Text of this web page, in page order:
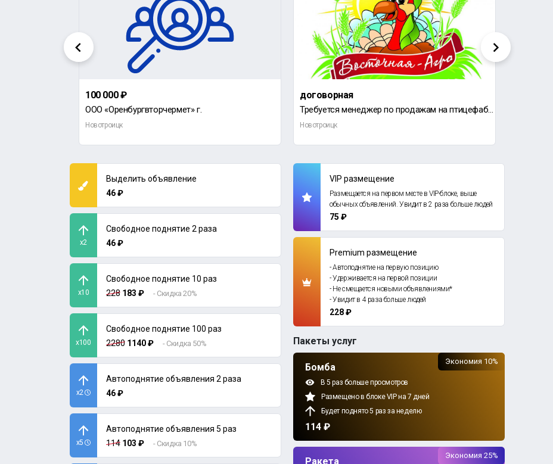
100 000 ₽
ООО «Оренбургвторчермет» г.
Новотроицк
договорная
Требуется менеджер по продажам на птицефабрику ООО "Восточная-Агро".
Новотроицк
Выделить объявление
46 ₽
x2
Свободное поднятие 2 раза
46 ₽
x10
Свободное поднятие 10 раз
228 183 ₽ - Скидка 20%
x100
Свободное поднятие 100 раз
2280 1140 ₽ - Скидка 50%
x2
Автоподнятие объявления 2 раза
46 ₽
x5
Автоподнятие объявления 5 раз
114 103 ₽ - Скидка 10%
VIP размещение
Размещается на первом месте в VIP-блоке, выше
обычных объявлений. Увидит в 2 раза больше людей
75 ₽
Premium размещение
- Автоподнятие на первую позицию
- Удерживается на первой позиции
- Не смещается новыми объявлениями*
- Увидит в 4 раза больше людей
228 ₽
Пакеты услуг
Бомба
В 5 раз больше просмотров
Размещено в блоке VIP на 7 дней
Будет поднято 5 раз за неделю
114 ₽
Экономия 10%
Ракета
Экономия 25%